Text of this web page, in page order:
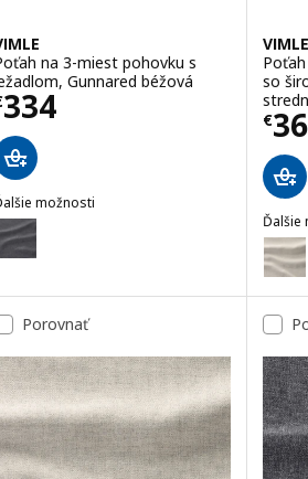
na 3-miest pohovku s
Gunnared béžová
334 € 334
možnosti
VIMLE, Poťah na 3-miest
VIMLE
so
€
Ďalšie
VIMLE
Porovnať